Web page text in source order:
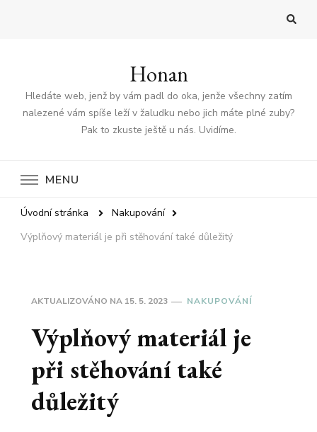
Honan
Hledáte web, jenž by vám padl do oka, jenže všechny zatím
nalezené vám spíše leží v žaludku nebo jich máte plné zuby?
Pak to zkuste ještě u nás. Uvidíme.
MENU
Úvodní stránka
Nakupování
Výplňový materiál je při stěhování také důležitý
AKTUALIZOVÁNO NA 15. 5. 2023 NAKUPOVÁNÍ
Výplňový materiál je
při stěhování také
důležitý